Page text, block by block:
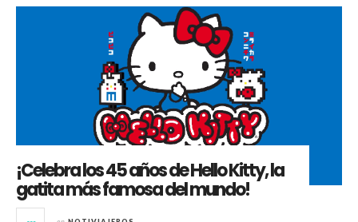
¡Celebra los 45 años de Hello Kitty, la
gatita más famosa del mundo!